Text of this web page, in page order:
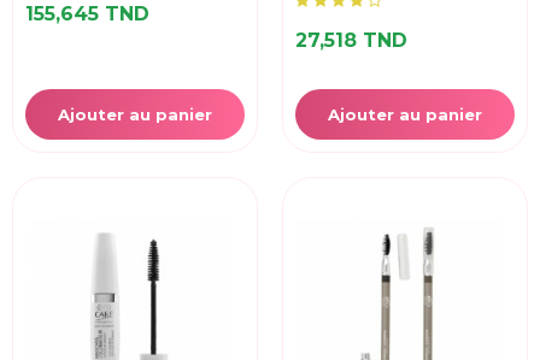
155,645 TND
Ajouter au panier
27,518 TND
Ajouter au panier